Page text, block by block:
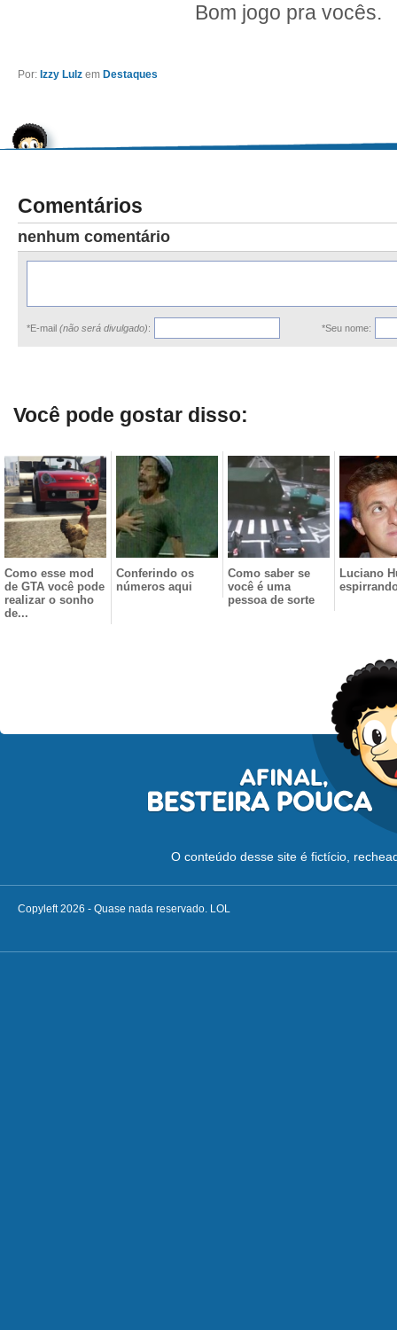
Bom jogo pra vocês.
Por: Izzy Lulz em Destaques
Comentários
nenhum comentário
*E-mail (não será divulgado): *Seu nome:
Você pode gostar disso:
Como esse mod
de GTA você pode
realizar o sonho
de...
Conferindo os
números aqui
Como saber se
você é uma
pessoa de sorte
Luciano
O conteúdo desse site é fictício,
Copyleft 2026 - Quase nada reservado. LOL